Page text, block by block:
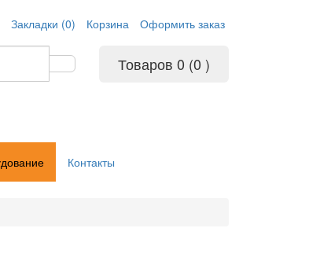
Закладки (0) Корзина Оформить заказ
Товаров 0 (0 )
Контакты